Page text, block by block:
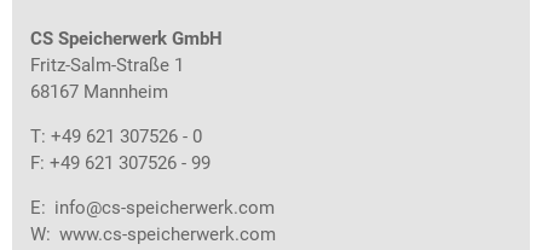
CS Speicherwerk GmbH
Fritz-Salm-Straße 1
68167 Mannheim
T: +49 621 307526 - 0
F: +49 621 307526 - 99
E: info@cs-speicherwerk.com
W: www.cs-speicherwerk.com